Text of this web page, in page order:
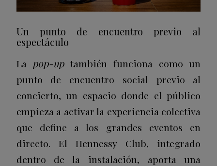
Un punto de encuentro previo al
espectáculo
La pop-uptambién funciona como un
punto de encuentro social previo al
concierto, un espacio donde el público
empieza a activar la experiencia colectiva
que define a los grandes eventos en
directo. El Hennessy Club, integrado
dentro de la instalación, aporta una